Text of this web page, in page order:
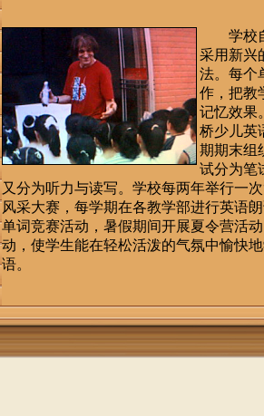
学校
采用新兴
法。每个
作，把教
记忆效果
桥少儿英
期期末组
试分为笔
又分为听力与读写。学校每两年举行一
风采大赛，每学期在各教学部进行英语
单词竞赛活动，暑假期间开展夏令营活
动，使学生能在轻松活泼的气氛中愉快
语。